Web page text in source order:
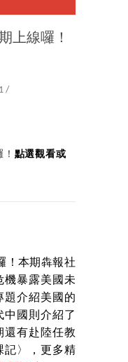
上線囉！
/
點選觀看或
！本期犇報社
機暴露美國未
題介紹美國的
國則介紹了
還有赴陸任教
記〉，更多精